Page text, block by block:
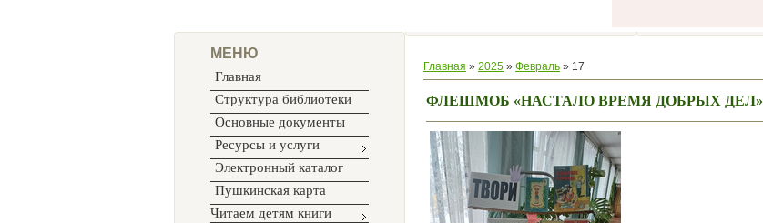
МЕНЮ
Главная
Структура библиотеки
Основные документы
Ресурсы и услуги
Электронный каталог
Пушкинская карта
Читаем детям книги
Главная » 2025 » Февраль » 17
ФЛЕШМОБ «НАСТАЛО ВРЕМЯ ДОБРЫХ ДЕЛ»